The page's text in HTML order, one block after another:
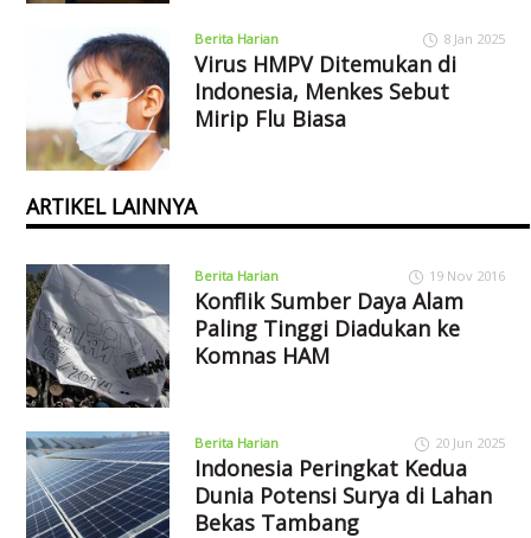
Berita Harian 8 Jan 2025
Virus HMPV Ditemukan di
Indonesia, Menkes Sebut
Mirip Flu Biasa
ARTIKEL LAINNYA
Berita Harian 19 Nov 2016
Konflik Sumber Daya Alam
Paling Tinggi Diadukan ke
Komnas HAM
Berita Harian 20 Jun 2025
Indonesia Peringkat Kedua
Dunia Potensi Surya di Lahan
Bekas Tambang